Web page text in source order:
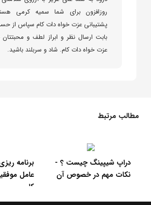
روزافزون برای شما سمیه کرمی
پشتیبانی عزت خواه دات کام سپاس از
بابت ارسال نظر و ابراز لطف و
عزت خواه دات کام. شاد و سربلند باشید.
مطالب مرتبط
دراپ
نکات مهم
کسب درآمد سریع - روش
های تکنیکی برای کسب